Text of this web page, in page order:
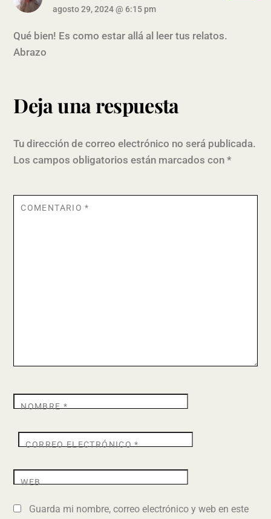
agosto 29, 2024 @ 6:15 pm
Qué bien! Es como estar allá al leer tus relatos.
Abrazo
Deja una respuesta
Tu dirección de correo electrónico no será publicada.
Los campos obligatorios están marcados con*
COMENTARIO*
NOMBRE*
CORREO ELECTRÓNICO*
WEB
Guarda mi nombre, correo electrónico y web en este